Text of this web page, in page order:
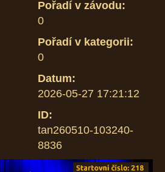
Pořadí v závodu:
0
Pořadí v kategorii:
0
Datum:
2026-05-27 17:21:12
ID:
tan260510-103240-
8836